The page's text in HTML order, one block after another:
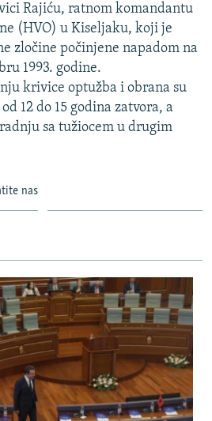
Rajiću, ratnom komandantu
(HVO) u Kiseljaku, koji je
zločine počinjene napadom na
1993. godine.
krivice optužba i obrana su
12 do 15 godina zatvora, a
sa tužiocem u drugim
nas